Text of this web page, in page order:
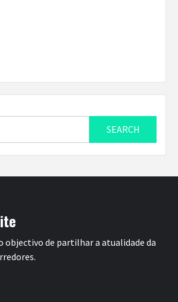
objectivo de partilhar a atualidade da